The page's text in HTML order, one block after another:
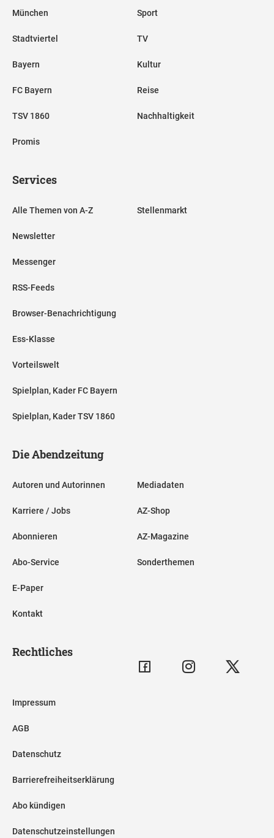
München
Stadtviertel
Bayern
FC Bayern
TSV 1860
Promis
Sport
TV
Kultur
Reise
Nachhaltigkeit
Services
Alle Themen von A-Z
Newsletter
Messenger
RSS-Feeds
Browser-Benachrichtigung
Ess-Klasse
Vorteilswelt
Spielplan, Kader FC Bayern
Spielplan, Kader TSV 1860
Stellenmarkt
Die Abendzeitung
Autoren und Autorinnen
Karriere / Jobs
Abonnieren
Abo-Service
E-Paper
Kontakt
Mediadaten
AZ-Shop
AZ-Magazine
Sonderthemen
Rechtliches
Impressum
AGB
Datenschutz
Barrierefreiheitserklärung
Abo kündigen
Datenschutzeinstellungen